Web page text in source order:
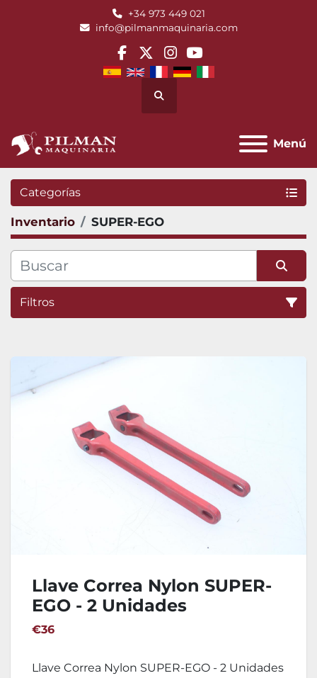
+34 973 449 021
info@pilmanmaquinaria.com
facebook
twitterinstagram
youtube
Buscar
Menú
Categorías
Inventario SUPER-EGO
Filtros
Llave Correa Nylon SUPER-
EGO - 2 Unidades
€36
Llave Correa Nylon SUPER-EGO - 2 Unidades